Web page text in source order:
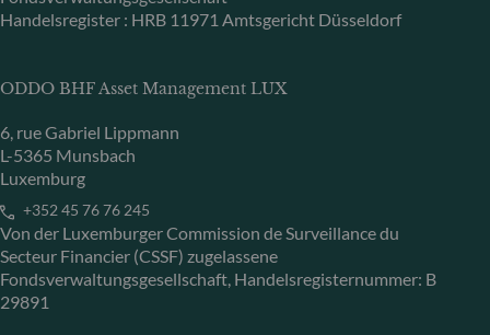
Handelsregister : HRB 11971 Amtsgericht Düsseldorf
ODDO BHF Asset Management LUX
6, rue Gabriel Lippmann
L-5365 Munsbach
Luxemburg
+352 45 76 76 245
Von der Luxemburger Commission de Surveillance du
Secteur Financier (CSSF) zugelassene
Fondsverwaltungsgesellschaft, Handelsregisternummer: B
29891